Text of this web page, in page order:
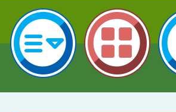
名 指導老師
園市英語競
指導老師林
賀！本校參
賽 劉文瑛教
臺灣台語-第
賀！本校參
市賽榮獲科
賀！本校參